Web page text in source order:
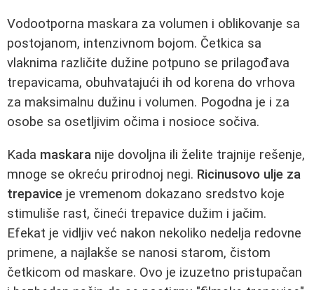
Vodootporna maskara za volumen i oblikovanje sa
postojanom, intenzivnom bojom. Četkica sa
vlaknima različite dužine potpuno se prilagođava
trepavicama, obuhvatajući ih od korena do vrhova
za maksimalnu dužinu i volumen. Pogodna je i za
osobe sa osetljivim očima i nosioce sočiva.
Kada maskara nije dovoljna ili želite trajnije rešenje,
mnoge se okreću prirodnoj negi. Ricinusovo ulje za
trepavice je vremenom dokazano sredstvo koje
stimuliše rast, čineći trepavice dužim i jačim.
Efekat je vidljiv već nakon nekoliko nedelja redovne
primene, a najlakše se nanosi starom, čistom
četkicom od maskare. Ovo je izuzetno pristupačan